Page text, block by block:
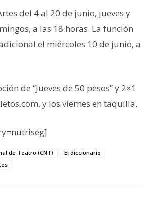
del 4 al 20 de junio, jueves y
a las 18 horas. La función
el miércoles 10 de junio, a
de “Jueves de 50 pesos” y 2×1
y los viernes en taquilla.
de Teatro (CNT)
El diccionario